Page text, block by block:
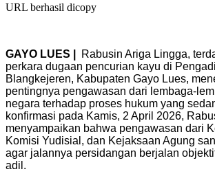
URL berhasil dicopy
GAYO LUES |
Rabusin Ariga Lingga,
perkara dugaan pencurian kayu di
Blangkejeren, Kabupaten Gayo Lues,
pentingnya pengawasan dari lembaga-
negara terhadap proses hukum yang
konfirmasi pada Kamis, 2 April 2026,
menyampaikan bahwa pengawasan dari
Komisi Yudisial, dan Kejaksaan Agung
agar jalannya persidangan berjalan
adil.